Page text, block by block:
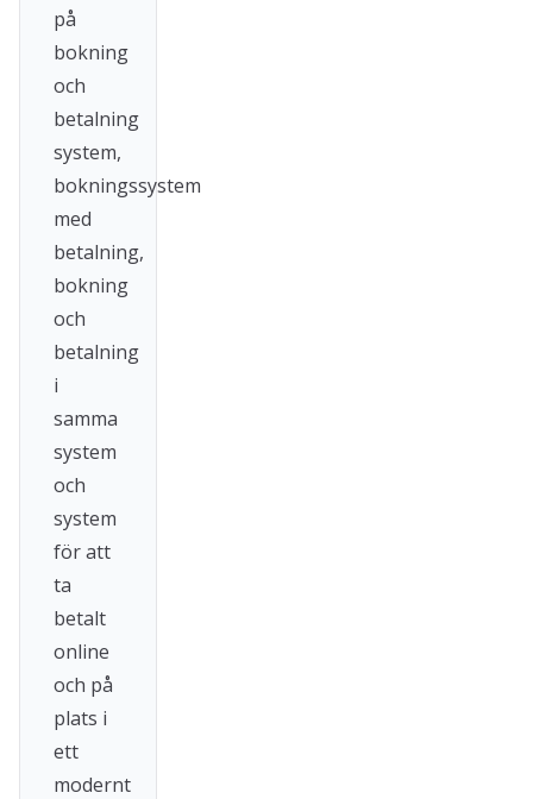
på
bokning
och
betalning
system,
bokningssystem
med
betalning,
bokning
och
betalning
i
samma
system
och
system
för att
ta
betalt
online
och på
plats i
ett
modernt